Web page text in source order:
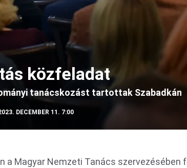
közfeladat
tanácskozást tartottak Szabadkán
DECEMBER 11. 7:00
a Magyar Nemzeti Tanács